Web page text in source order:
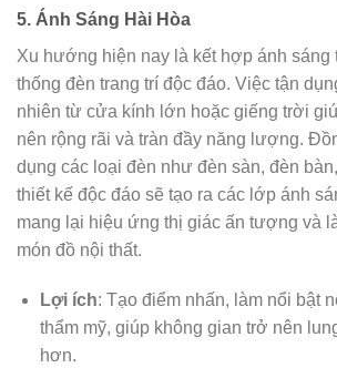
5. Ánh Sáng Hài Hòa
Xu hướng hiện nay là kết hợp ánh sáng
thống đèn trang trí độc đáo. Việc tận
nhiên từ cửa kính lớn hoặc giếng trời
nên rộng rãi và tràn đầy năng lượng.
dụng các loại đèn như đèn sàn, đèn
thiết kế độc đáo sẽ tạo ra các lớp ánh
mang lại hiệu ứng thị giác ấn tượng và
món đồ nội thất.
Lợi ích: Tạo điểm nhấn, làm nổi bật
thẩm mỹ, giúp không gian trở nên
hơn.